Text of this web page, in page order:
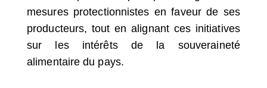
mesures protectionnistes en faveur de ses
producteurs, tout en alignant ces initiatives
sur les intérêts de la souveraineté
alimentaire du pays.